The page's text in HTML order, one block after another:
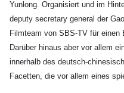
Yunlong. Organisiert und im
deputy secretary general der
Filmteam von SBS-TV für einen
Darüber hinaus aber vor allem
innerhalb des deutsch-
Facetten, die vor allem eines